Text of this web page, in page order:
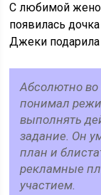
С любимой
появилась
Джеки
Абсолютно во
понимал
выполнять
задание. Он
план и
рекламные
участием.